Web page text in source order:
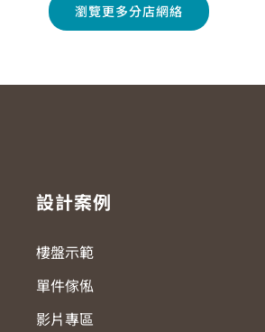
瀏覽更多分店網絡
設計案例
樓盤示範
單件傢俬
影片專區